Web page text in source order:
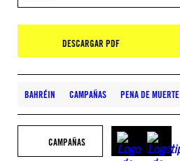
DESCARGAR PDF
BAHRÉIN CAMPAÑAS PENA DE MUERTE
CAMPAÑAS